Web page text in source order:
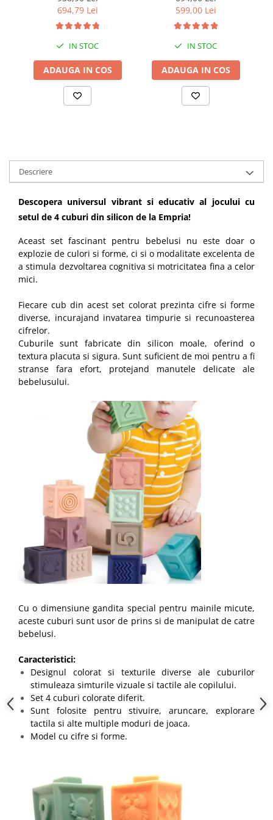
cm
694,79 Lei
IN STOC
ADAUGA IN COS
+ bara stabilizatoare
599,00 Lei
IN STOC
ADAUGA IN COS
Descriere
Descopera universul vibrant si educativ al jocului cu
setul de 4 cuburi din silicon de la Empria!
Aceast set fascinant pentru bebelusi nu este doar o
explozie de culori si forme, ci si o modalitate excelenta de
a stimula dezvoltarea cognitiva si motricitatea fina a celor
mici.
Fiecare cub din acest set colorat prezinta cifre si forme
diverse, incurajand invatarea timpurie si recunoasterea
cifrelor.
Cuburile sunt fabricate din silicon moale, oferind o
textura placuta si sigura. Sunt suficient de moi pentru a fi
stranse fara efort, protejand manutele delicate ale
bebelusului.
Cu o dimensiune gandita special pentru mainile micute,
aceste cuburi sunt usor de prins si de manipulat de catre
bebelusi.
Caracteristici:
Designul colorat si texturile diverse ale cuburilor
stimuleaza simturile vizuale si tactile ale copilului.
Set 4 cuburi colorate diferit.
Sunt folosite pentru stivuire, aruncare, explorare
tactila si alte multiple moduri de joaca.
Model cu cifre si forme.